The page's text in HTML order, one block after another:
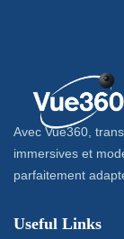
Avec Vue360,
immersives et
parfaitement
Useful Links